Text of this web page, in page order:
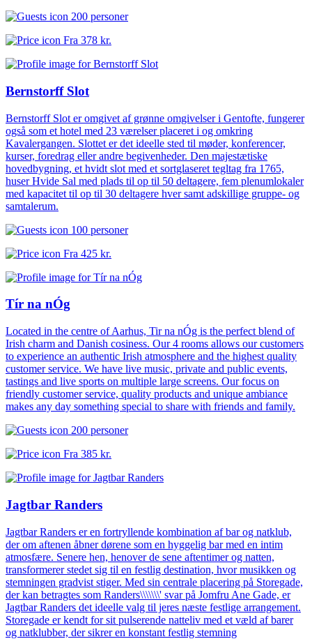
200 personer
Fra 378 kr.
Bernstorff Slot
Bernstorff Slot er omgivet af grønne omgivelser i Gentofte, fungerer
også som et hotel med 23 værelser placeret i og omkring
Kavalergangen. Slottet er det ideelle sted til møder, konferencer,
kurser, foredrag eller andre begivenheder. Den majestætiske
hovedbygning, et hvidt slot med et sortglaseret tegltag fra 1765,
huser Hvide Sal med plads til op til 50 deltagere, fem plenumlokaler
med kapacitet til op til 30 deltagere hver samt adskillige gruppe- og
samtalerum.
100 personer
Fra 425 kr.
Tír na nÓg
Located in the centre of Aarhus, Tir na nÓg is the perfect blend of
Irish charm and Danish cosiness. Our 4 rooms allows our customers
to experience an authentic Irish atmosphere and the highest quality
customer service. We have live music, private and public events,
tastings and live sports on multiple large screens. Our focus on
friendly customer service, quality products and unique ambiance
makes any day something special to share with friends and family.
200 personer
Fra 385 kr.
Jagtbar Randers
Jagtbar Randers er en fortryllende kombination af bar og natklub,
der om aftenen åbner dørene som en hyggelig bar med en intim
atmosfære. Senere hen, henover de sene aftentimer og natten,
transformerer stedet sig til en festlig destination, hvor musikken og
stemningen gradvist stiger. Med sin centrale placering på Storegade,
der kan betragtes som Randers\\\\\\\' svar på Jomfru Ane Gade, er
Jagtbar Randers det ideelle valg til jeres næste festlige arrangement.
Storegade er kendt for sit pulserende natteliv med et væld af barer
og natklubber, der sikrer en konstant festlig stemning